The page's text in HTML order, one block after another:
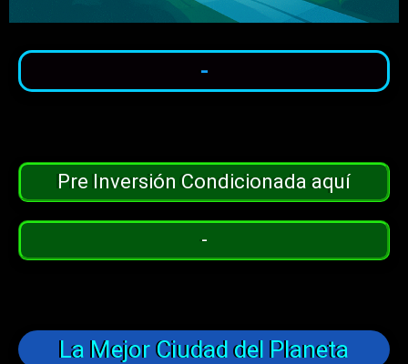
-
Pre Inversión Condicionada aquí
-
La Mejor Ciudad del Planeta